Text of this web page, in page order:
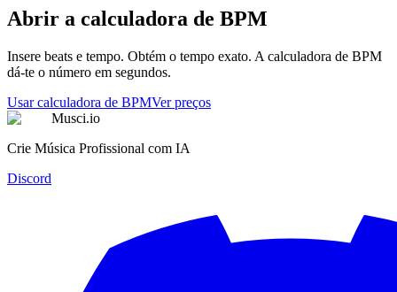
Abrir a calculadora de BPM
Insere beats e tempo. Obtém o tempo exato. A calculadora de BPM
dá-te o número em segundos.
Usar calculadora de BPMVer preços
Musci.io
Crie Música Profissional com IA
Discord